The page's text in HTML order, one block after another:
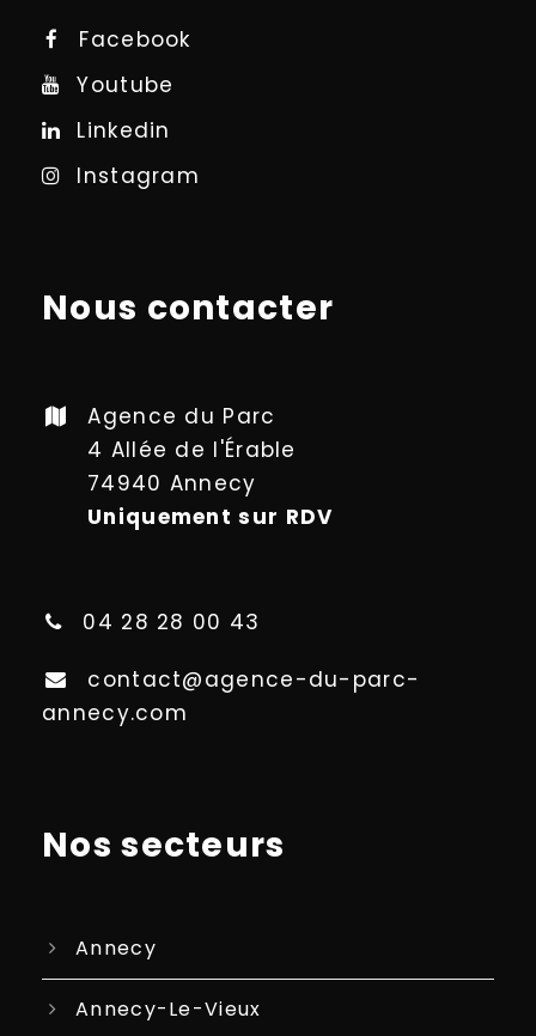
Facebook
Youtube
Linkedin
Instagram
Nous contacter
Agence du Parc
4 Allée de l'Érable
74940 Annecy
Uniquement sur RDV
04 28 28 00 43
contact@agence-du-parc-
annecy.com
Nos secteurs
Annecy
Annecy-Le-Vieux